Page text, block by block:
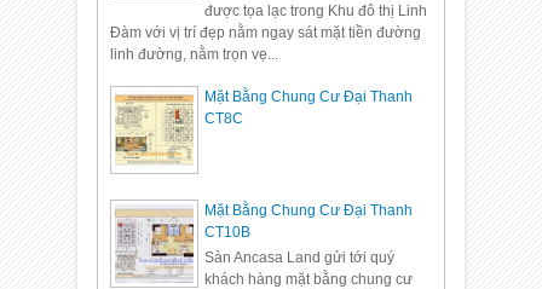
được tọa lạc trong Khu đô thị Linh
Đàm với vị trí đẹp nằm ngay sát mặt tiền đường
linh đường, nằm trọn vẹ...
Mặt Bằng Chung Cư Đại Thanh
CT8C
Mặt Bằng Chung Cư Đại Thanh
CT10B
Sàn Ancasa Land gửi tới quý
khách hàng mặt bằng chung cư